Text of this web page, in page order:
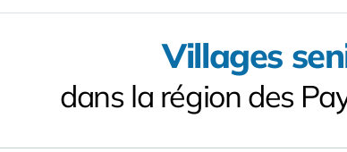
Villages
dans la région des